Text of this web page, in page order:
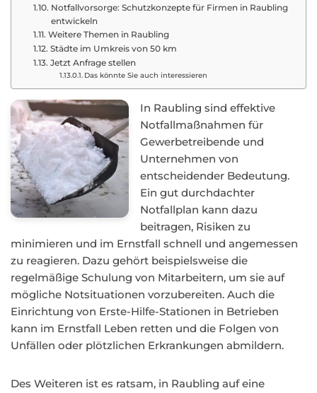
Notfallvorsorge: Schutzkonzepte für Firmen in Raubling
entwickeln
Weitere Themen in Raubling
Städte im Umkreis von 50 km
Jetzt Anfrage stellen
Das könnte Sie auch interessieren
In Raubling sind effektive
Notfallmaßnahmen für
Gewerbetreibende und
Unternehmen von
entscheidender Bedeutung.
Ein gut durchdachter
Notfallplan kann dazu
beitragen, Risiken zu
minimieren und im Ernstfall schnell und angemessen
zu reagieren. Dazu gehört beispielsweise die
regelmäßige Schulung von Mitarbeitern, um sie auf
mögliche Notsituationen vorzubereiten. Auch die
Einrichtung von Erste-Hilfe-Stationen in Betrieben
kann im Ernstfall Leben retten und die Folgen von
Unfällen oder plötzlichen Erkrankungen abmildern.
Des Weiteren ist es ratsam, in Raubling auf eine